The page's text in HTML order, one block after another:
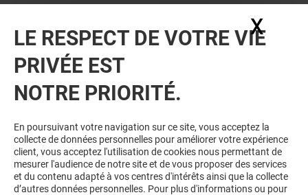
VOUS EN VOULEZ PLUS ? VOUS
AIMEREZ PEUT-ÊTRE
LE RESPECT DE VOTRE VIE
PRIVÉE EST
NOTRE PRIORITÉ.
En poursuivant votre navigation sur ce site, vous acceptez la
collecte de données personnelles pour améliorer votre expérience
client, vous acceptez l'utilisation de cookies nous permettant de
mesurer l'audience de notre site et de vous proposer des services
et du contenu adapté à vos centres d'intérêts ainsi que la collecte
d’autres données personnelles. Pour plus d'informations ou pour
X